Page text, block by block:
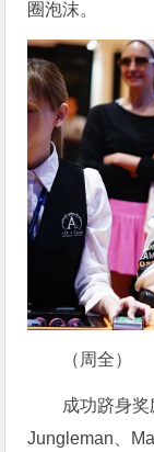
圈泡沫。
（周全）
成功跻身奖
Jungleman、